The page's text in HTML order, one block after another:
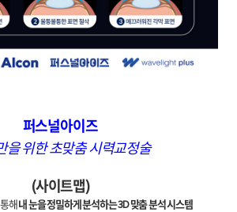
퍼스널아이즈
을 위한 초맞춤 시력교정술
(사이트맵)
해내 눈을 정밀하게 분석하는 3D 맞춤 분석 시스템